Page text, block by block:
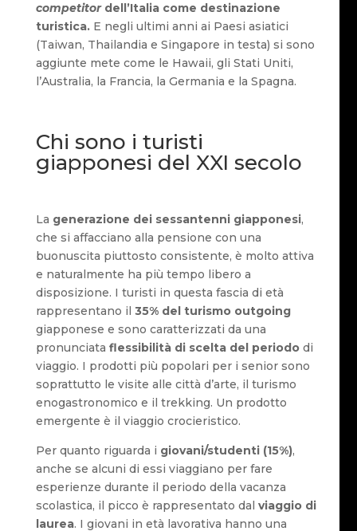
competitordell’Italia come destinazione
turistica.E negli ultimi anni ai Paesi asiatici
(Taiwan, Thailandia e Singapore in testa) si sono
aggiunte mete come le Hawaii, gli Stati Uniti,
l’Australia, la Francia, la Germania e la Spagna.
Chi sono i turisti
giapponesi del XXI secolo
La generazione dei sessantenni giapponesi,
che si affacciano alla pensione con una
buonuscita piuttosto consistente, è molto attiva
e naturalmente ha più tempo libero a
disposizione. I turisti in questa fascia di età
rappresentano il 35% del turismo outgoing
giapponese e sono caratterizzati da una
pronunciata flessibilità di scelta del periododi
viaggio. I prodotti più popolari per i senior sono
soprattutto le visite alle città d’arte, il turismo
enogastronomico e il trekking. Un prodotto
emergente è il viaggio crocieristico.
Per quanto riguarda i giovani/studenti (15%),
anche se alcuni di essi viaggiano per fare
esperienze durante il periodo della vacanza
scolastica, il picco è rappresentato dal viaggio di
laurea. I giovani in età lavorativa hanno una